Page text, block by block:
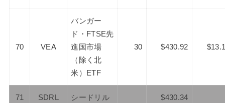
70 VEA
バンガー
ド・FTSE先
進国市場
（除く北
米）ETF
30 $430.92
71 SDRL シードリル $430.34